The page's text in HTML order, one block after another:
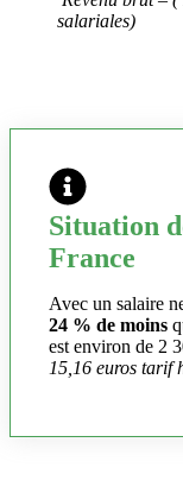
salariales)
Situation
France
Avec un salaire
24 % de moins
est environ de 2
15,16 euros tarif